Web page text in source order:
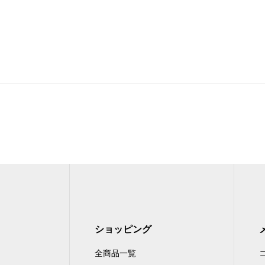
ショッピング
全商品一覧